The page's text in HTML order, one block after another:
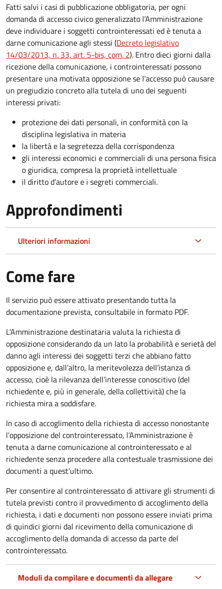
Fatti salvi i casi di pubblicazione obbligatoria, per ogni
domanda di accesso civico generalizzato l'Amministrazione
deve individuare i soggetti controinteressati ed è tenuta a
darne comunicazione agli stessi (Decreto legislativo
14/03/2013, n. 33, art. 5-bis, com. 2). Entro dieci giorni dalla
ricezione della comunicazione, i controinteressati possono
presentare una motivata opposizione se l'accesso può causare
un pregiudizio concreto alla tutela di uno dei seguenti
interessi privati:
protezione dei dati personali, in conformità con la
disciplina legislativa in materia
la libertà e la segretezza della corrispondenza
gli interessi economici e commerciali di una persona fisica
o giuridica, compresa la proprietà intellettuale
il diritto d’autore e i segreti commerciali.
Approfondimenti
Ulteriori informazioni
Come fare
Il servizio può essere attivato presentando tutta la
documentazione prevista, consultabile in formato PDF.
L'Amministrazione destinataria valuta la richiesta di
opposizione considerando da un lato la probabilità e serietà del
danno agli interessi dei soggetti terzi che abbiano fatto
opposizione e, dall’altro, la meritevolezza dell’istanza di
accesso, cioè la rilevanza dell’interesse conoscitivo (del
richiedente e, più in generale, della collettività) che la
richiesta mira a soddisfare.
In caso di accoglimento della richiesta di accesso nonostante
l’opposizione del controinteressato, l’Amministrazione è
tenuta a darne comunicazione al controinteressato e al
richiedente senza procedere alla contestuale trasmissione dei
documenti a quest’ultimo.
Per consentire al controinteressato di attivare gli strumenti di
tutela previsti contro il provvedimento di accoglimento della
richiesta, i dati e documenti non possono essere inviati prima
di quindici giorni dal ricevimento della comunicazione di
accoglimento della domanda di accesso da parte del
controinteressato.
Moduli da compilare e documenti da allegare